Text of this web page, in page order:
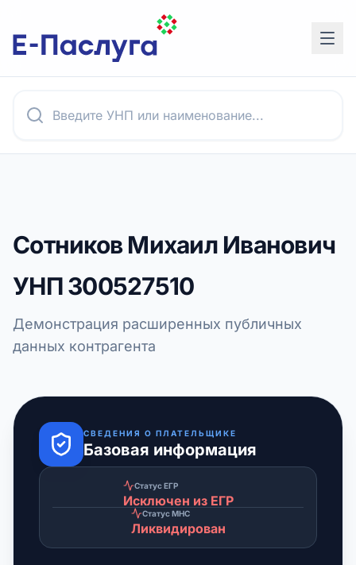
Сотников Михаил Иванович
УНП300527510
Демонстрация расширенных публичных
данных контрагента
СВЕДЕНИЯ О ПЛАТЕЛЬЩИКЕ
Базовая информация
Статус ЕГР
Исключен из ЕГР
Статус МНС
Ликвидирован